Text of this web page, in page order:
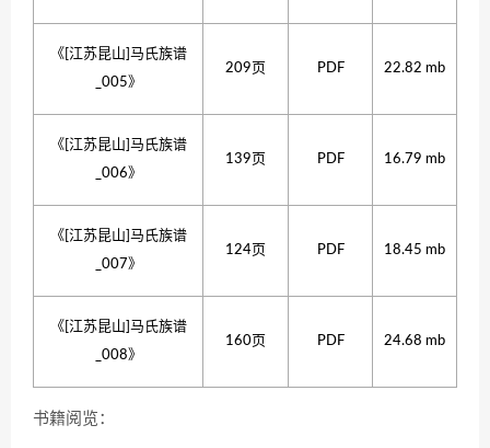
《[江苏昆山]马氏族谱
_005》
209页 PDF 22.82 mb
《[江苏昆山]马氏族谱
_006》
139页 PDF 16.79 mb
《[江苏昆山]马氏族谱
_007》
124页 PDF 18.45 mb
《[江苏昆山]马氏族谱
_008》
160页 PDF 24.68 mb
书籍阅览：